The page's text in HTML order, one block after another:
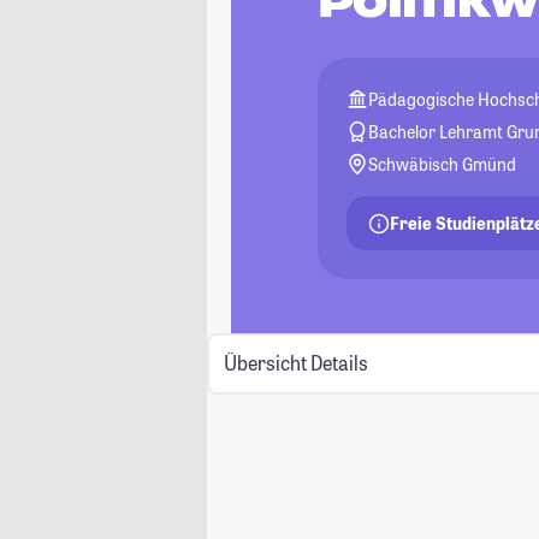
Pädagogische
Bachelor Lehramt
Schwäbisch Gmünd
Freie
Übersicht Details